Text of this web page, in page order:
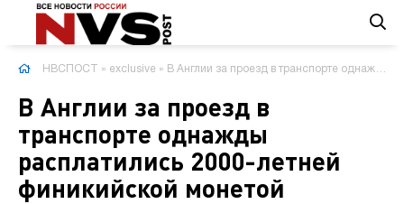
НВСПОСТ » exclusive » В Англии за проезд в транспорте однажды расплатились 2000-летней финикийской монетой
В Англии за проезд в
транспорте однажды
расплатились 2000-летней
финикийской монетой